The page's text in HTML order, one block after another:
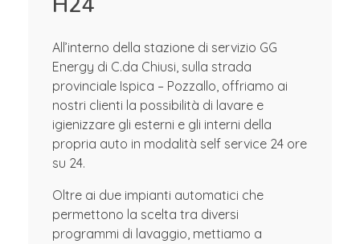
All’interno della stazione di servizio GG
Energy di C.da Chiusi, sulla strada
provinciale Ispica – Pozzallo, offriamo ai
nostri clienti la possibilità di lavare e
igienizzare gli esterni e gli interni della
propria auto in modalità self service 24 ore
su 24.
Oltre ai due impianti automatici che
permettono la scelta tra diversi
programmi di lavaggio, mettiamo a